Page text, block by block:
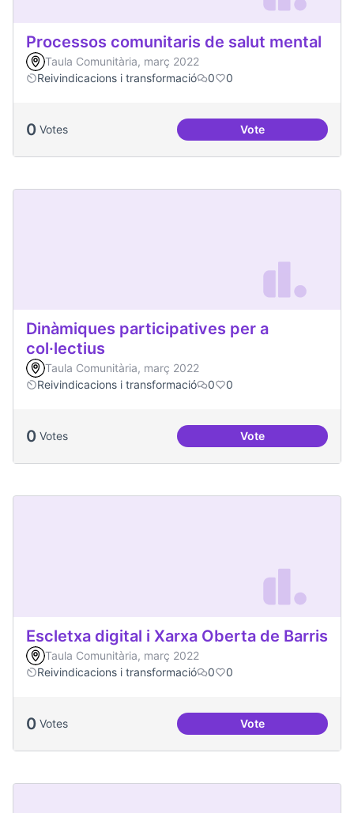
Processos comunitaris de salut mental
Taula Comunitària, març 2022
Reivindicacions i transformació
0 0
0 Votes VoteProcessos
Dinàmiques participatives per a
col·lectius
Taula Comunitària, març 2022
Reivindicacions i transformació
0 0
0 Votes VoteDinàmiques
Escletxa digital i Xarxa Oberta de Barris
Taula Comunitària, març 2022
Reivindicacions i transformació
0 0
0 Votes VoteEscletxa digital i